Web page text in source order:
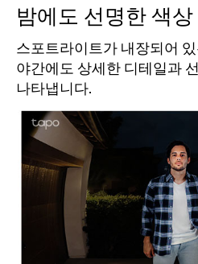
밤에도 선명한 색상
스포트라이트가 내장되어
야간에도 상세한 디테일과
나타냅니다.